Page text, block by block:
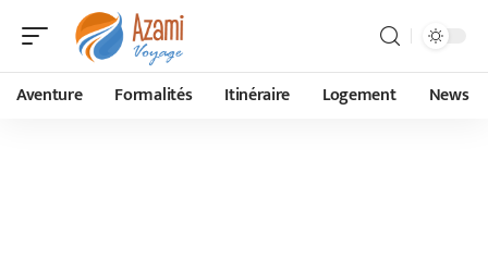
Aventure Formalités Itinéraire Logement News